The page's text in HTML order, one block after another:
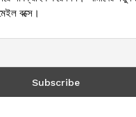
বক্সে।